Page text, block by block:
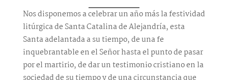
Nos disponemos a celebrar un año más la festividad
litúrgica de Santa Catalina de Alejandría, esta
Santa adelantada a su tiempo, de una fe
inquebrantable en el Señor hasta el punto de pasar
por el martirio, de dar un testimonio cristiano en la